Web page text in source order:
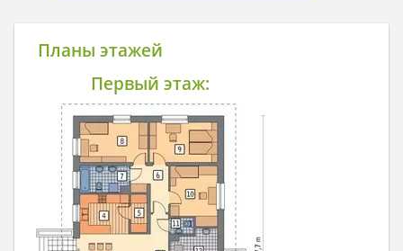
Планы этажей
Первый этаж: